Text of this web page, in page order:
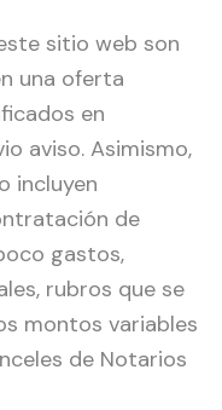
sitio web son
una oferta
en
aviso. Asimismo,
incluyen
de
gastos,
rubros que se
montos variables
de Notarios